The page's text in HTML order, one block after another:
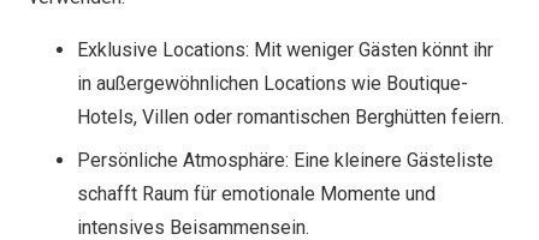
Exklusive Locations: Mit weniger Gästen könnt ihr
in außergewöhnlichen Locations wie Boutique-
Hotels, Villen oder romantischen Berghütten feiern.
Persönliche Atmosphäre: Eine kleinere Gästeliste
schafft Raum für emotionale Momente und
intensives Beisammensein.